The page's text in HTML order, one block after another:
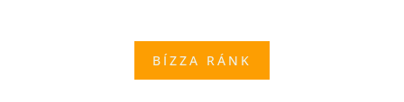
BÍZZA RÁNK